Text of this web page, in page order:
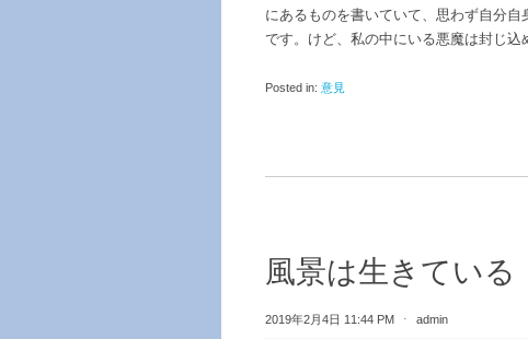
にあるものを書いていて、思わず自分
です。けど、私の中にいる悪魔は封じ込
Posted in: 意見
風景は生きている
2019年2月4日 11:44 PM ⋅ admin